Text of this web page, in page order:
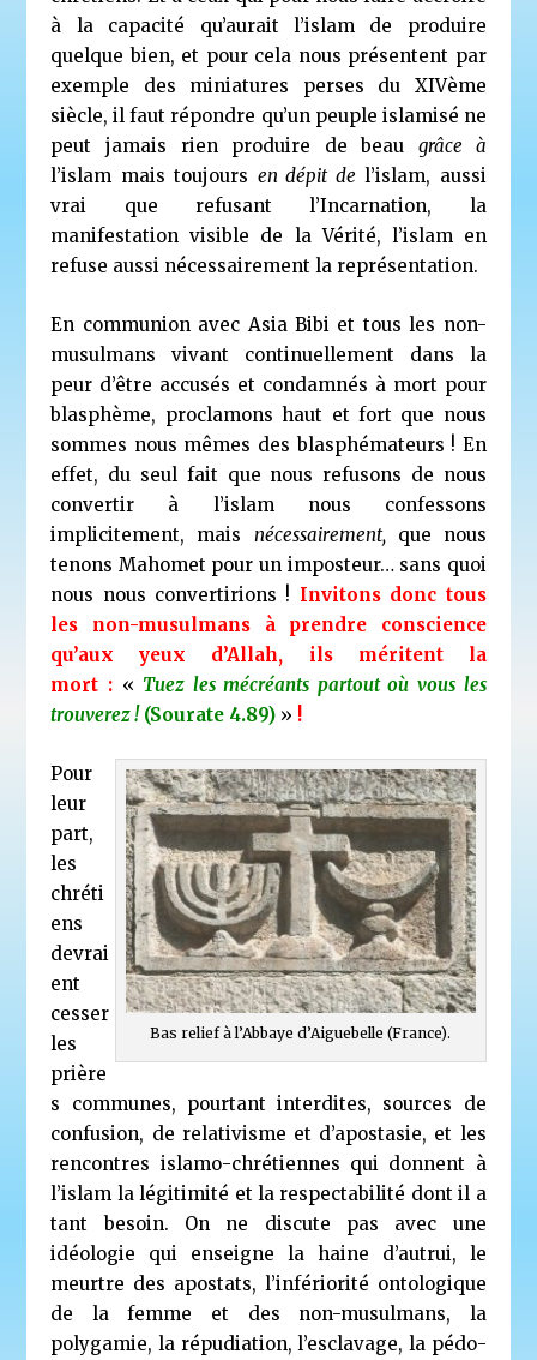
à la capacité qu’aurait l’islam de produire
quelque bien, et pour cela nous présentent par
exemple des miniatures perses du XIVème
siècle, il faut répondre qu’un peuple islamisé ne
peut jamais rien produire de beau grâce à
l’islam mais toujours en dépit de l’islam, aussi
vrai que refusant l’Incarnation, la
manifestation visible de la Vérité, l’islam en
refuse aussi nécessairement la représentation.
En communion avec Asia Bibi et tous les non-
musulmans vivant continuellement dans la
peur d’être accusés et condamnés à mort pour
blasphème, proclamons haut et fort que nous
sommes nous mêmes des blasphémateurs ! En
effet, du seul fait que nous refusons de nous
convertir à l’islam nous confessons
implicitement, mais nécessairement, que nous
tenons Mahomet pour un imposteur… sans quoi
nous nous convertirions ! Invitons donc tous
les non-musulmans à prendre conscience
qu’aux yeux d’Allah, ils méritent la
mort :«Tuez les mécréants partout où vous les
trouverez !(Sourate 4.89) » !
Bas relief à l’Abbaye d’Aiguebelle (France).
Pour
leur
part,
les
chréti
ens
devrai
ent
cesser
les
prière
s communes, pourtant interdites, sources de
confusion, de relativisme et d’apostasie, et les
rencontres islamo-chrétiennes qui donnent à
l’islam la légitimité et la respectabilité dont il a
tant besoin. On ne discute pas avec une
idéologie qui enseigne la haine d’autrui, le
meurtre des apostats, l’infériorité ontologique
de la femme et des non-musulmans, la
polygamie, la répudiation, l’esclavage, la pédo-